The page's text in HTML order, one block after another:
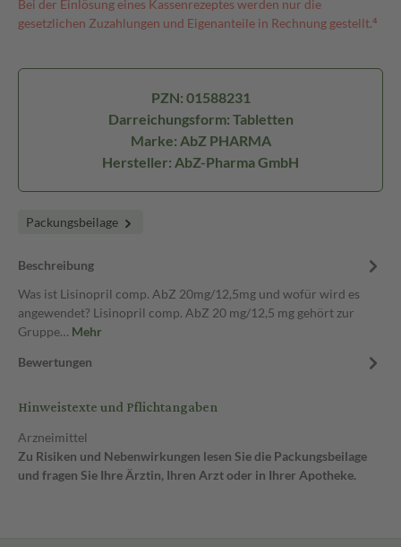
Bei der Einlösung eines Kassenrezeptes werden nur die
gesetzlichen Zuzahlungen und Eigenanteile in Rechnung gestellt.⁴
PZN: 01588231
Darreichungsform: Tabletten
Marke: AbZ PHARMA
Hersteller: AbZ-Pharma GmbH
Packungsbeilage
Beschreibung
Was ist Lisinopril comp. AbZ 20mg/12,5mg und wofür wird es
angewendet? Lisinopril comp. AbZ 20 mg/12,5 mg gehört zur
Gruppe… Mehr
Bewertungen
Hinweistexte und Pflichtangaben
Arzneimittel
Zu Risiken und Nebenwirkungen lesen Sie die Packungsbeilage
und fragen Sie Ihre Ärztin, Ihren Arzt oder in Ihrer Apotheke.